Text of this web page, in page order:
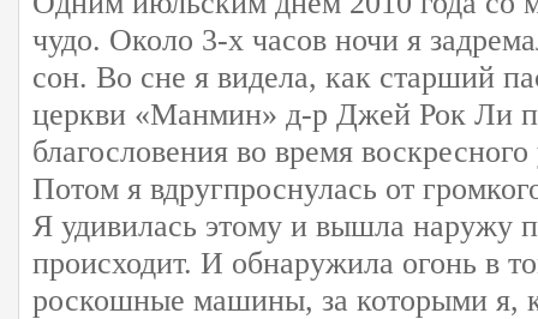
чудо. Около 3-х часов ночи я
сон. Во сне я видела, как старший
церкви «Манмин» д-р Джей Рок Ли
благословения во время
Потом я вдругпроснулась от
Я удивилась этому и вышла наружу
происходит. И обнаружила огонь в
роскошные машины, за которыми я,